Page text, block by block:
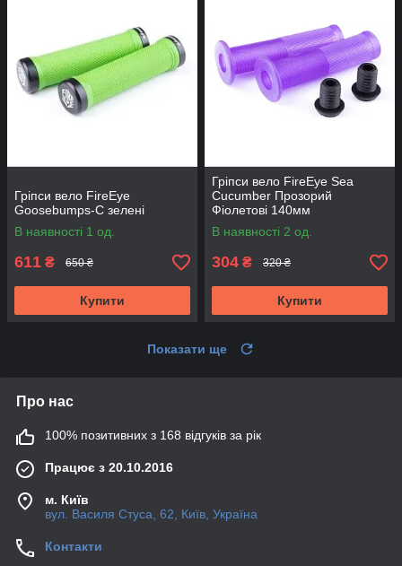
Гріпси вело FireEye
Goosebumps-C зелені
В наявності 1 од.
611 ₴ 650 ₴
Купити
Гріпси вело FireEye Sea
Cucumber Прозорий
Фіолетові 140мм
В наявності 2 од.
304 ₴ 320 ₴
Купити
Показати ще
Про нас
100% позитивних з 168 відгуків за рік
Працює з 20.10.2016
м. Київ
вул. Василя Стуса, 62, Київ, Україна
Контакти